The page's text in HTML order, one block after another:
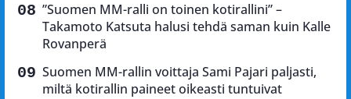
”Suomen MM-ralli on toinen kotirallini” –
Takamoto Katsuta halusi tehdä saman kuin Kalle
Rovanperä
Suomen MM-rallin voittaja Sami Pajari paljasti,
miltä kotirallin paineet oikeasti tuntuivat